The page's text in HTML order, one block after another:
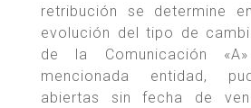
retribución se determine
evolución del tipo de
de la Comunicación
mencionada entidad,
abiertas sin fecha de